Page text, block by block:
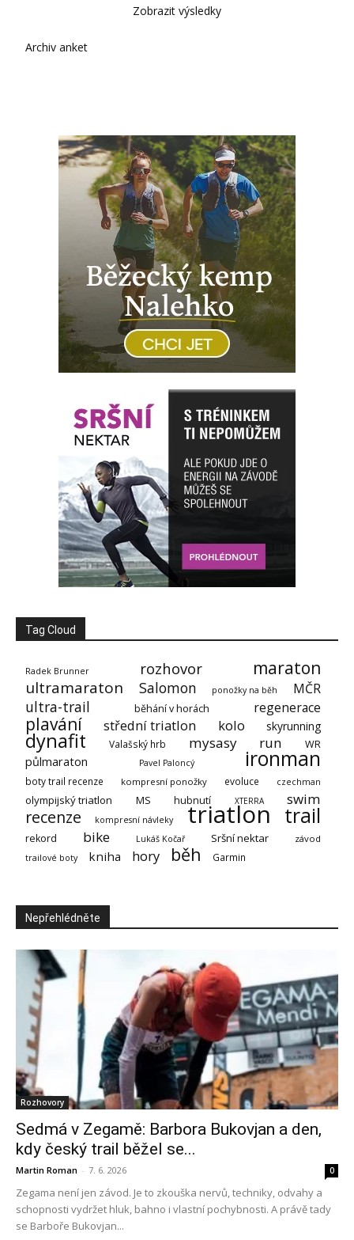
Zobrazit výsledky
Archiv anket
Tag Cloud
Radek Brunner rozhovor maraton
ultramaraton Salomon ponožky na běh MČR
ultra-trail běhání v horách regenerace
plavání střední triatlon kolo skyrunning
dynafit Valašský hrb mysasy run WR
půlmaraton Pavel Paloncý ironman
boty trail recenze kompresní ponožky evoluce czechman
olympijský triatlon MS hubnutí XTERRA swim
recenze kompresní návleky triatlon trail
rekord bike Lukáš Kočař Sršní nektar závod
trailové boty kniha hory běh Garmin
Nepřehlédněte
Rozhovory
Sedmá v Zegamě: Barbora Bukovjan a den,
kdy český trail běžel se...
Martin Roman - 7. 6. 2026 0
Zegama není jen závod. Je to zkouška nervů, techniky, odvahy a
schopnosti vydržet hluk, bahno i vlastní pochybnosti. A právě tady
se Barboře Bukovjan...